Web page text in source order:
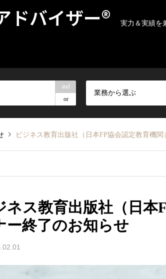
ドバイザー® 実力＆実績を
and
or
業務から選ぶ
ビジネス教育出版社（日本FP協会認定教育機
ネス教育出版社（日本
ー終了のお知らせ